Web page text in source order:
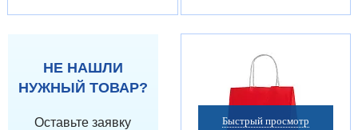
НЕ НАШЛИ
НУЖНЫЙ ТОВАР?
Оставьте заявку
Быстрый просмотр